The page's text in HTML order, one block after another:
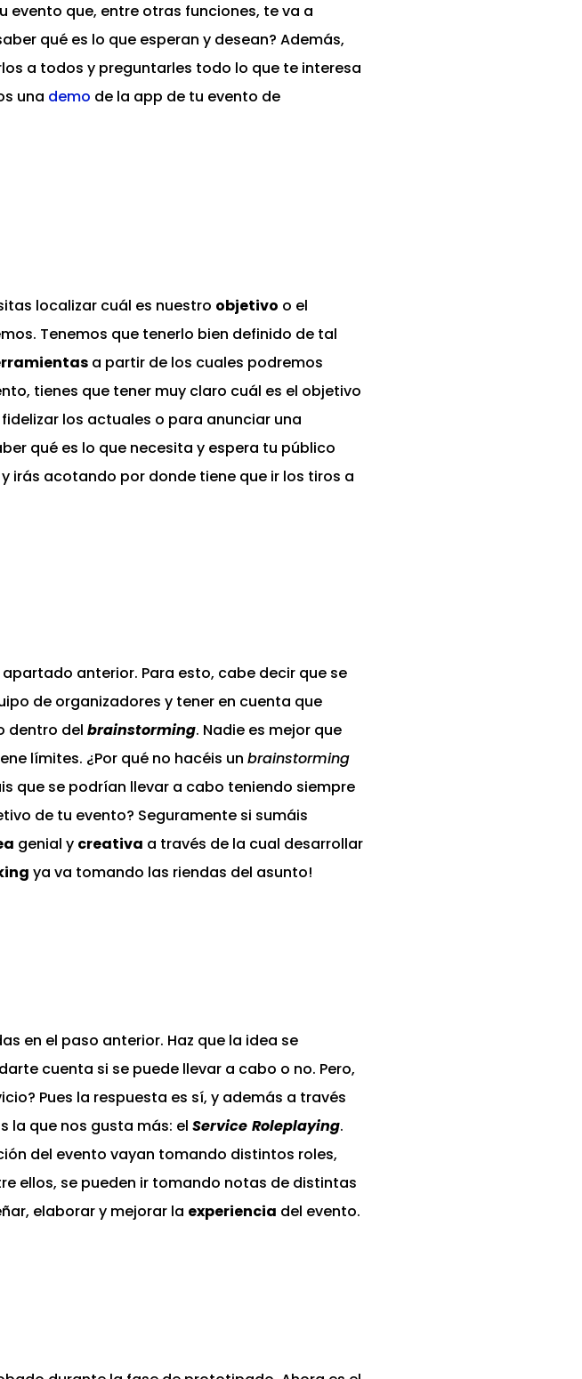
evento que, entre otras funciones, te va a
qué es lo que esperan y desean? Además,
a todos y preguntarles todo lo que te interesa
una demo de la app de tu evento de
localizar cuál es nuestro objetivo o el
Tenemos que tenerlo bien definido de tal
a partir de los cuales podremos
tienes que tener muy claro cuál es el objetivo
los actuales o para anunciar una
qué es lo que necesita y espera tu público
irás acotando por donde tiene que ir los tiros a
anterior. Para esto, cabe decir que se
de organizadores y tener en cuenta que
dentro del brainstorming. Nadie es mejor que
límites. ¿Por qué no hacéis un brainstorming
que se podrían llevar a cabo teniendo siempre
de tu evento? Seguramente si sumáis
genial y creativa a través de la cual desarrollar
ya va tomando las riendas del asunto!
en el paso anterior. Haz que la idea se
cuenta si se puede llevar a cabo o no. Pero,
Pues la respuesta es sí, y además a través
la que nos gusta más: el Service Roleplaying.
del evento vayan tomando distintos roles,
ellos, se pueden ir tomando notas de distintas
elaborar y mejorar la experiencia del evento.